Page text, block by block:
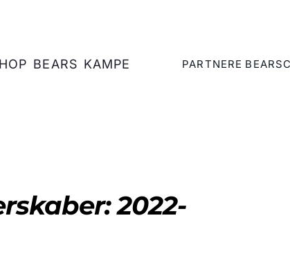
BEARS KAMPE PARTNERE
2022-